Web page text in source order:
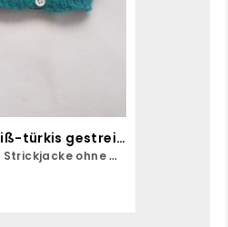
Jäckchen, weiß-türkis gestreift
Strickjacke ohne Mütze